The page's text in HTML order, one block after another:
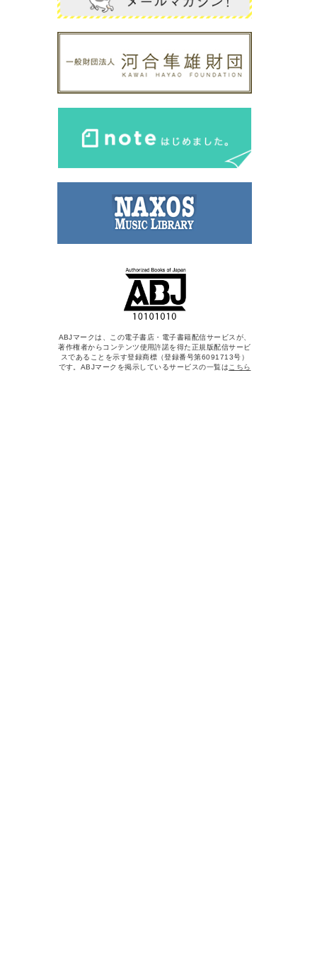
ABJマークは、この電子書店・電子書籍配信サービスが、
著作権者からコンテンツ使用許諾を得た正規版配信サービ
スであることを示す登録商標（登録番号第6091713号）
です。ABJマークを掲示しているサービスの一覧は こちら